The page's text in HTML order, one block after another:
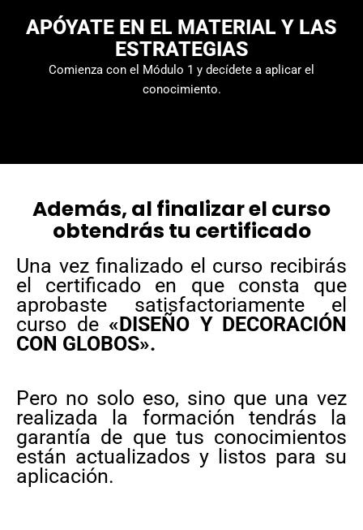
APÓYATE EN EL MATERIAL Y LAS
ESTRATEGIAS
Comienza con el Módulo 1 y decídete a aplicar el
conocimiento.
Además, al finalizar el curso
obtendrás tu certificado
Una vez finalizado el curso recibirás
el certificado en que consta que
aprobaste satisfactoriamente el
curso de «DISEÑO Y DECORACIÓN
CON GLOBOS».
Pero no solo eso, sino que una vez
realizada la formación tendrás la
garantía de que tus conocimientos
están actualizados y listos para su
aplicación.